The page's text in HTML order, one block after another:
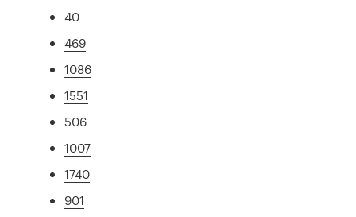
40
469
1086
1551
506
1007
1740
901